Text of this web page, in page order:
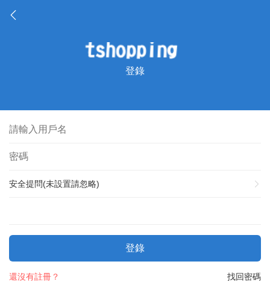
登錄
安全提問(未設置請忽略)
登錄
找回密碼
還沒有註冊？